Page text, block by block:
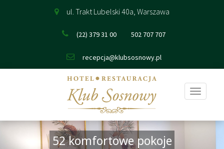
ul. Trakt Lubelski 40a, Warszawa
(22) 379 31 00 502 707 707
recepcja@klubsosnowy.pl
Pokaż
52 komfortowe pokoje